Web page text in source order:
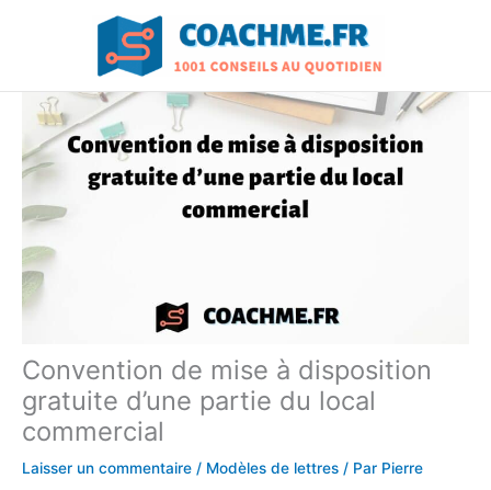
Convention de mise à disposition
gratuite d’une partie du local
commercial
Laisser un commentaire / Modèles de lettres / Par Pierre